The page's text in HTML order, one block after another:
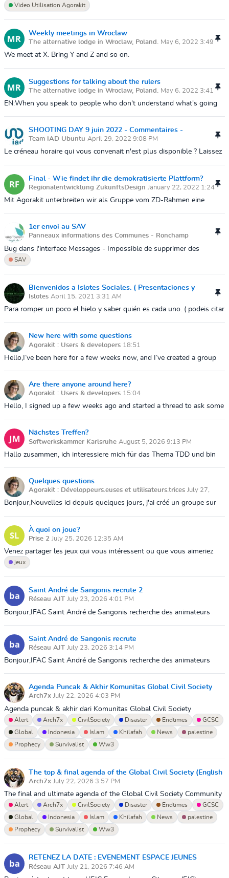
Video Utilisation Agorakit
Weekly meetings in Wroclaw
The alternative lodge in Wroclaw, Poland. May 6, 2022 3:49
PM
We meet at X. Bring Y and Z and so on.
Suggestions for talking about the rulers
The alternative lodge in Wroclaw, Poland. May 6, 2022 3:41
EN:When you speak to people who don't understand what's going
SHOOTING DAY 9 juin 2022 - Commentaires -
Requêtes plage horaire et disponibilité
Team IAD Ubuntu April 29, 2022 9:08 PM
Le créneau horaire qui vous convenait n'est plus disponible ? Laissez
Final - Wie findet ihr die demokratisierte Plattform?
Lasst es uns hier wissen!
Regionalentwicklung ZukunftsDesign January 22, 2022 1:24
PM
Mit Agorakit unterbreiten wir als Gruppe vom ZD-Rahmen eine
1er envoi au SAV
Panneaux informations des Communes - Ronchamp
Tourisme
September 23, 2021 5:50 PM
Bug dans l'interface Messages - Impossible de supprimer des
messages obsolètes.Coipe écran du message envoyé.f:14947
SAV
Bienvenidos a Islotes Sociales. ( Presentaciones y
Saludos Geográficos. )UN saludo a tod@s
Islotes April 15, 2021 3:31 AM
Para romper un poco el hielo y saber quién es cada uno. ( podeis citar
New here with some questions
Agorakit : Users & developers 18:51
Hello,I’ve been here for a few weeks now, and I’ve created a group
Are there anyone around here?
Agorakit : Users & developers 15:04
Hello, I signed up a few weeks ago and started a thread to ask some
Nächstes Treffen?
Softwerkskammer Karlsruhe August 5, 2026 9:13 PM
Hallo zusammen, ich interessiere mich für das Thema TDD und bin
mal wieder ein Tre...
Quelques questions
Agorakit : Développeurs.euses et utilisateurs.trices July 27,
2026 5:44 AM
Bonjour,Nouvelles ici depuis quelques jours, j'ai créé un groupe sur
possibilités...
À quoi on joue?
Prise 2 July 25, 2026 12:35 AM
Venez partager les jeux qui vous intéressent ou que vous aimeriez
partager.Voici une liste (partielle) des jeux disponibles sur demande.
jeux
Saint André de Sangonis recrute 2
Réseau AJT July 23, 2026 4:01 PM
Bonjour,IFAC Saint André de Sangonis recherche des animateurs
Saint André de Sangonis recrute
Réseau AJT July 23, 2026 3:14 PM
Bonjour,IFAC Saint André de Sangonis recherche des animateurs
vous correspond...
Agenda Puncak & Akhir Komunitas Global Civil Society
(Bahasa Indonesia) ini penting!!🚨
Arch7x July 22, 2026 4:03 PM
Agenda puncak & akhir dari Komunitas Global Civil Society
Community di akhir zaman ini adalah.- Menyerukan Masyarakat
Global untuk dekat kepada All...
Alert Arch7x CivilSociety Disaster Endtimes
GCSC
Global
Indonesia Islam Khilafah News
palestine
Prophecy
Survivalist Ww3
The top & final agenda of the Global Civil Society (English
Language) is important!! 🚨
Arch7x July 22, 2026 3:57 PM
The final and ultimate agenda of the Global Civil Society Community
in these end times is:- Calling on the global community to draw
closer to Allah...
Alert Arch7x CivilSociety Disaster Endtimes
GCSC
Global
Indonesia Islam Khilafah News
palestine
Prophecy
Survivalist Ww3
RETENEZ LA DATE : EVENEMENT ESPACE JEUNES
CITOYENS PIERRESVIVES "Forum logement des jeunes "
Réseau AJT July 21, 2026 7:46 AM